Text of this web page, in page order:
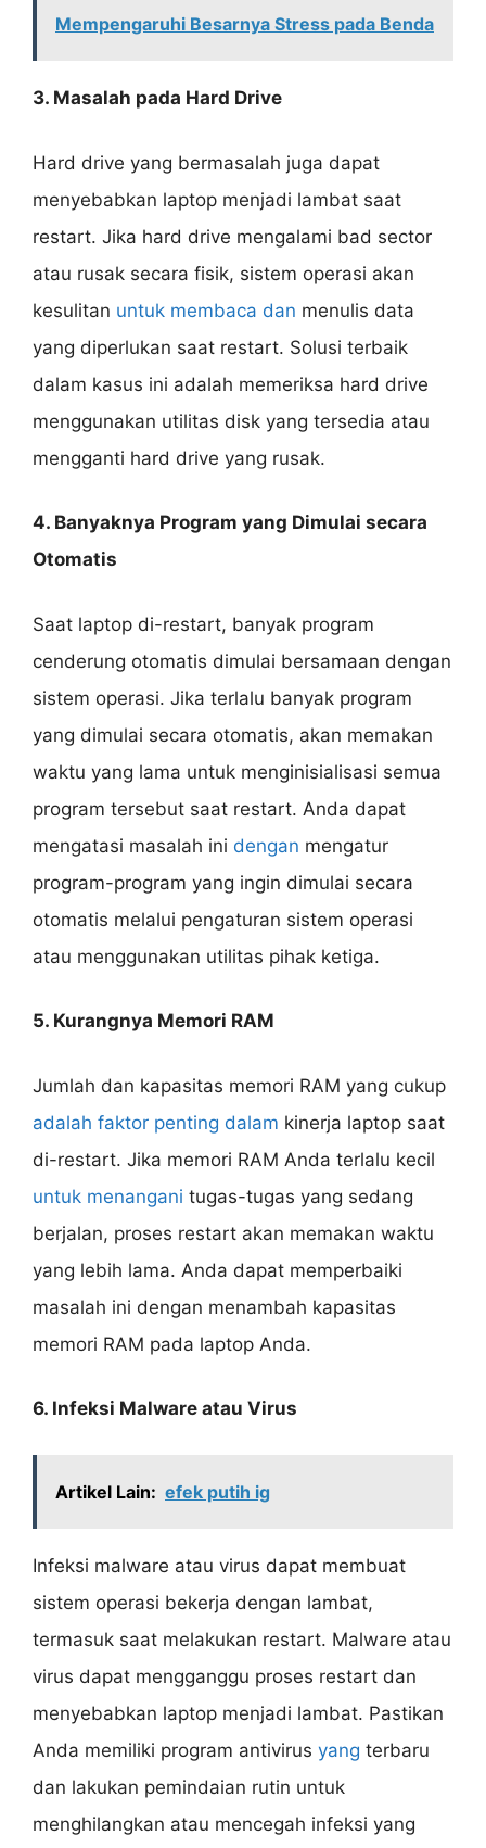
Mempengaruhi Besarnya Stress pada Benda
3. Masalah pada Hard Drive
Hard drive yang bermasalah juga dapat
menyebabkan laptop menjadi lambat saat
restart. Jika hard drive mengalami bad sector
atau rusak secara fisik, sistem operasi akan
kesulitan untuk membaca dan menulis data
yang diperlukan saat restart. Solusi terbaik
dalam kasus ini adalah memeriksa hard drive
menggunakan utilitas disk yang tersedia atau
mengganti hard drive yang rusak.
4. Banyaknya Program yang Dimulai secara
Otomatis
Saat laptop di-restart, banyak program
cenderung otomatis dimulai bersamaan dengan
sistem operasi. Jika terlalu banyak program
yang dimulai secara otomatis, akan memakan
waktu yang lama untuk menginisialisasi semua
program tersebut saat restart. Anda dapat
mengatasi masalah ini dengan mengatur
program-program yang ingin dimulai secara
otomatis melalui pengaturan sistem operasi
atau menggunakan utilitas pihak ketiga.
5. Kurangnya Memori RAM
Jumlah dan kapasitas memori RAM yang cukup
adalah faktor penting dalam kinerja laptop saat
di-restart. Jika memori RAM Anda terlalu kecil
untuk menangani tugas-tugas yang sedang
berjalan, proses restart akan memakan waktu
yang lebih lama. Anda dapat memperbaiki
masalah ini dengan menambah kapasitas
memori RAM pada laptop Anda.
6. Infeksi Malware atau Virus
Artikel Lain: efek putih ig
Infeksi malware atau virus dapat membuat
sistem operasi bekerja dengan lambat,
termasuk saat melakukan restart. Malware atau
virus dapat mengganggu proses restart dan
menyebabkan laptop menjadi lambat. Pastikan
Anda memiliki program antivirus yang terbaru
dan lakukan pemindaian rutin untuk
menghilangkan atau mencegah infeksi yang